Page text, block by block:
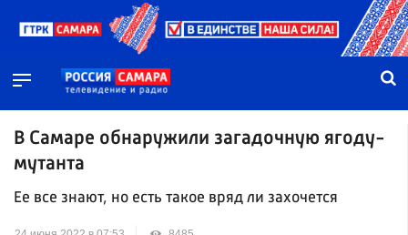
В Самаре обнаружили загадочную ягоду-
мутанта
Ее все знают, но есть такое вряд ли захочется